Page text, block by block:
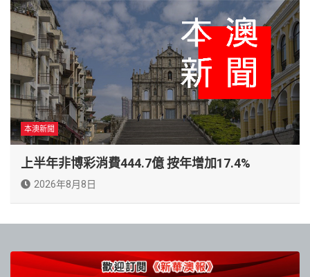
本澳新聞
上半年非博彩消費444.7億 按年增加17.4%
2026年8月8日